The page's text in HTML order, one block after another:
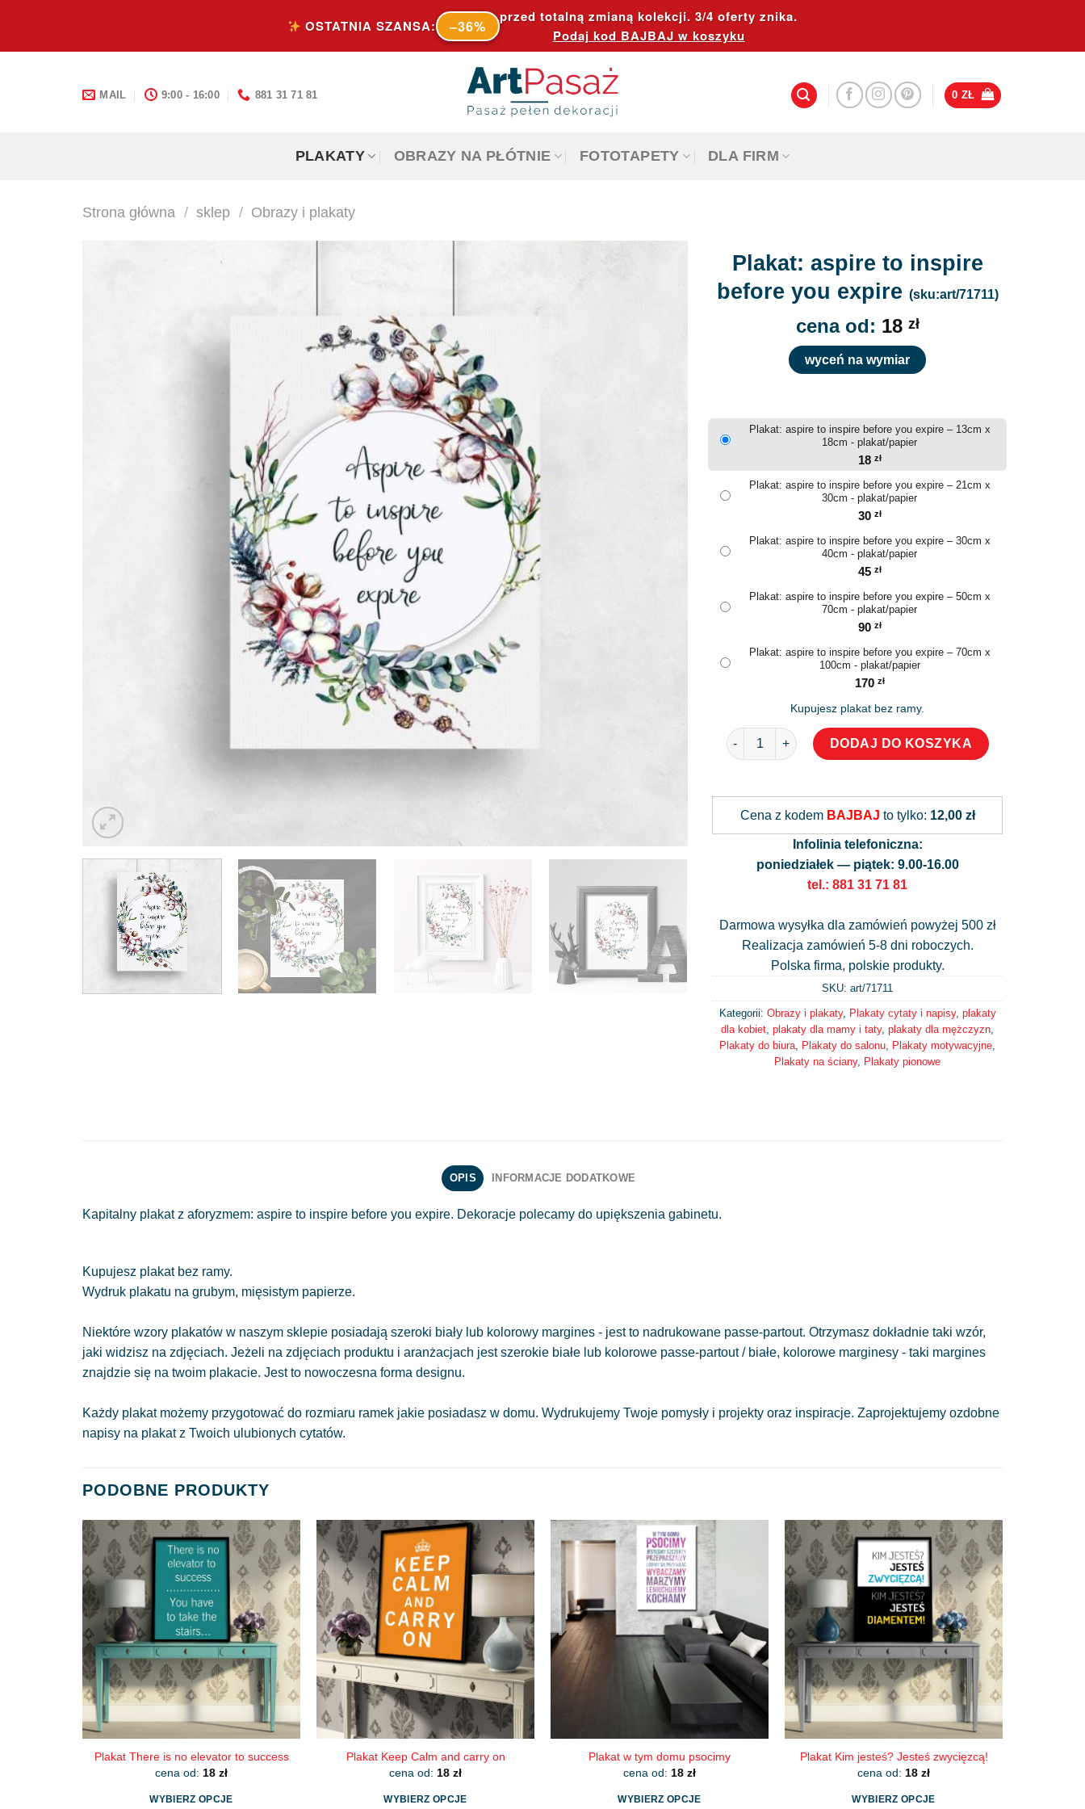
content
OSTATNIA SZANSA: –36%
przed totalną zmianą kolekcji. 3/4 oferty znika.
Podaj kod BAJBAJ w koszyku
MAIL 9:00 - 16:00 881 31 71 81 0 ZŁ
PLAKATY OBRAZY NA PŁÓTNIE FOTOTAPETY DLA FIRM
Strona główna / sklep / Obrazy i plakaty
Plakat: aspire to inspire
before you expire (sku:art/71711)
cena od: 18 zł
wyceń na wymiar
Plakat: aspire to inspire before you expire – 13cm x
18cm - plakat/papier
18 zł
Plakat: aspire to inspire before you expire – 21cm x
30cm - plakat/papier
30 zł
Plakat: aspire to inspire before you expire – 30cm x
40cm - plakat/papier
45 zł
Plakat: aspire to inspire before you expire – 50cm x
70cm - plakat/papier
90 zł
Plakat: aspire to inspire before you expire – 70cm x
100cm - plakat/papier
170 zł
Kupujesz plakat bez ramy.
ilość Plakat: aspire to inspire before you expire
DODAJ DO KOSZYKA
Cena z kodem BAJBAJ to tylko: 12,00 zł
Infolinia telefoniczna:
poniedziałek — piątek: 9.00-16.00
tel.: 881 31 71 81
Darmowa wysyłka dla zamówień powyżej 500 zł
Realizacja zamówień 5-8 dni roboczych.
Polska firma, polskie produkty.
SKU: art/71711
Kategorii: Obrazy i plakaty, Plakaty cytaty i napisy, plakaty
dla kobiet plakaty dla mamy i taty, plakaty dla mężczyzn
Plakaty do biura Plakaty do salonu Plakaty motywacyjne
Plakaty na ściany, Plakaty pionowe
OPIS INFORMACJE DODATKOWE
Kapitalny plakat z aforyzmem: aspire to inspire before you expire. Dekoracje polecamy do upiększenia gabinetu.
Kupujesz plakat bez ramy.
Wydruk plakatu na grubym, mięsistym papierze.
Niektóre wzory plakatów w naszym sklepie posiadają szeroki biały lub kolorowy margines - jest to nadrukowane passe-partout. Otrzymasz dokładnie taki wzór,
jaki widzisz na zdjęciach. Jeżeli na zdjęciach produktu i aranżacjach jest szerokie białe lub kolorowe passe-partout / białe, kolorowe marginesy - taki margines
znajdzie się na twoim plakacie. Jest to nowoczesna forma designu.
Każdy plakat możemy przygotować do rozmiaru ramek jakie posiadasz w domu. Wydrukujemy Twoje pomysły i projekty oraz inspiracje. Zaprojektujemy ozdobne
napisy na plakat z Twoich ulubionych cytatów.
PODOBNE PRODUKTY
Plakat There is no elevator to success
cena od: 18 zł
WYBIERZ OPCJE
Plakat Keep Calm and carry on
cena od: 18 zł
WYBIERZ OPCJE
Plakat w tym domu psocimy
cena od: 18 zł
WYBIERZ OPCJE
Plakat Kim jesteś? Jesteś zwycięzcą!
cena od: 18 zł
WYBIERZ OPCJE